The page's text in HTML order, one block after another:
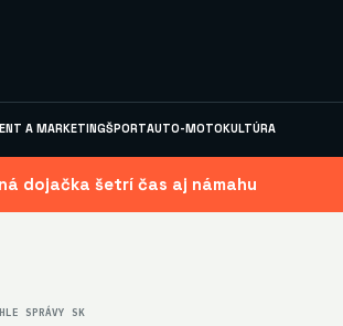
A MARKETINGŠPORTAUTO-MOTOKULTÚRA
dojačka šetrí čas aj námahu
SPRÁVY SK